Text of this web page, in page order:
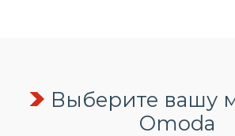
Выберите вашу
Omoda